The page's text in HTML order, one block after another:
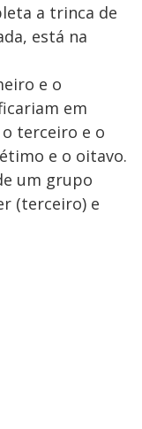
a trinca de
está na
e o
em
terceiro e o
e o oitavo.
um grupo
(terceiro) e